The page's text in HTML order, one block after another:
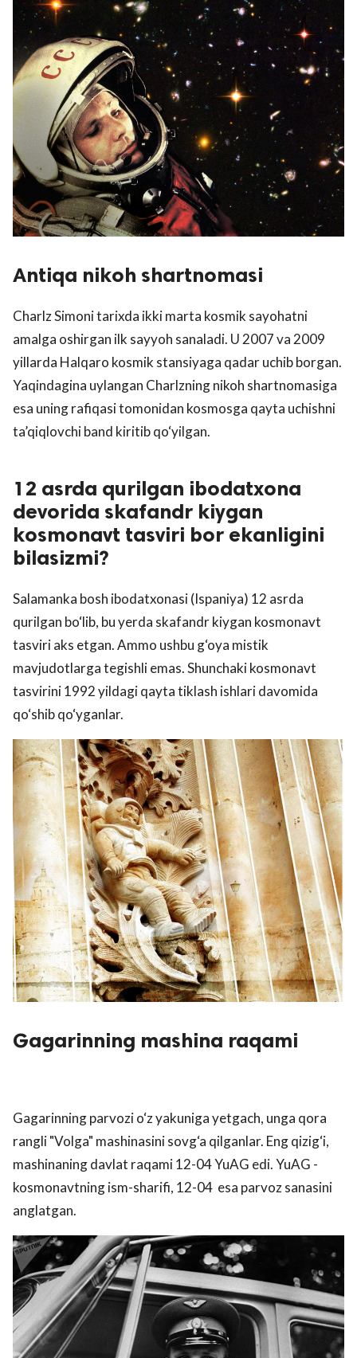
Antiqa nikoh shartnomasi
Charlz Simoni tarixda ikki marta kosmik sayohatni
amalga oshirgan ilk sayyoh sanaladi. U 2007 va 2009
yillarda Halqaro kosmik stansiyaga qadar uchib borgan.
Yaqindagina uylangan Charlzning nikoh shartnomasiga
esa uning rafiqasi tomonidan kosmosga qayta uchishni
ta’qiqlovchi band kiritib qo‘yilgan.
12 asrda qurilgan ibodatxona
devorida skafandr kiygan
kosmonavt tasviri bor ekanligini
bilasizmi?
Salamanka bosh ibodatxonasi (Ispaniya) 12 asrda
qurilgan bo‘lib, bu yerda skafandr kiygan kosmonavt
tasviri aks etgan. Ammo ushbu g‘oya mistik
mavjudotlarga tegishli emas. Shunchaki kosmonavt
tasvirini 1992 yildagi qayta tiklash ishlari davomida
qo‘shib qo‘yganlar.
Gagarinning mashina raqami
Gagarinning parvozi o‘z yakuniga yetgach, unga qora
rangli "Volga" mashinasini sovg‘a qilganlar. Eng qizig‘i,
mashinaning davlat raqami 12-04 YuAG edi. YuAG -
kosmonavtning ism-sharifi, 12-04 esa parvoz sanasini
anglatgan.